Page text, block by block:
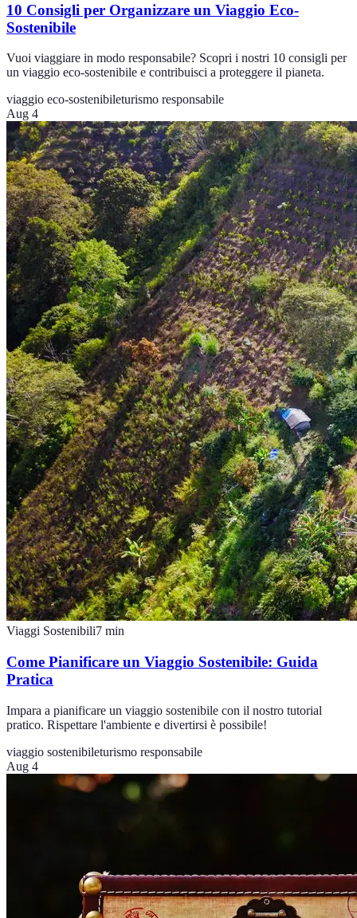
10 Consigli per Organizzare un Viaggio Eco-
Sostenibile
Vuoi viaggiare in modo responsabile? Scopri i nostri 10 consigli per
un viaggio eco-sostenibile e contribuisci a proteggere il pianeta.
viaggio eco-sostenibileturismo responsabile
Aug 4
Viaggi Sostenibili7 min
Come Pianificare un Viaggio Sostenibile: Guida
Pratica
Impara a pianificare un viaggio sostenibile con il nostro tutorial
pratico. Rispettare l'ambiente e divertirsi è possibile!
viaggio sostenibileturismo responsabile
Aug 4